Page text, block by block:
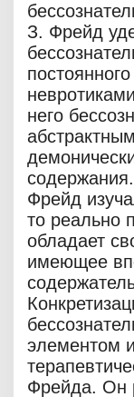
З. Фрейд
него
содержания.
Фрейд
то реально
обладает
имеющее
элементом
Фрейда. Он